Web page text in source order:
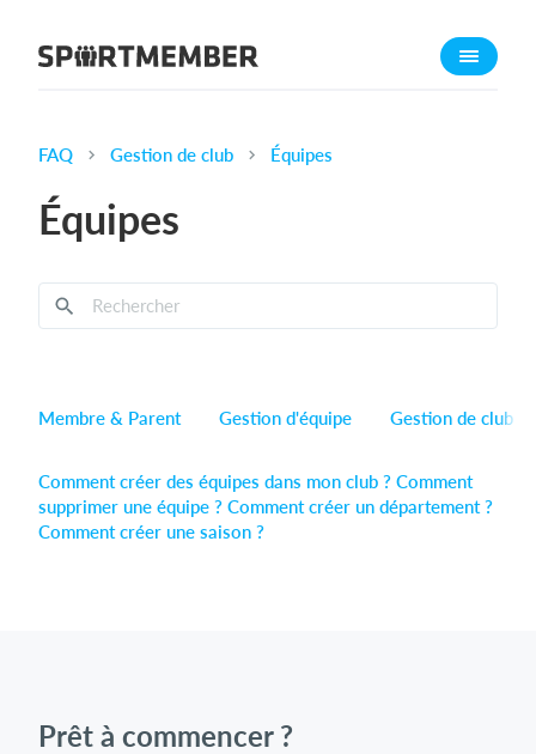
À propos de sportmember
L'équipe SportMember
Fonctionnalités
Collecte de cotisations
Boutique en ligne
Combien ça coûte ?
Français
FAQ Gestion de club Équipes
Équipes
Membre & Parent Gestion d'équipe Gestion de club
Comment créer des équipes dans mon club ? Comment
supprimer une équipe ? Comment créer un département ?
Comment créer une saison ?
Prêt à commencer ?